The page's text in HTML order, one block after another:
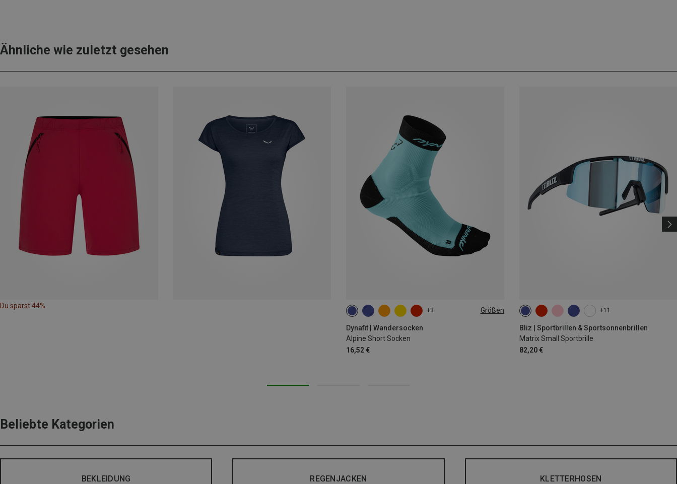
Ähnliche wie zuletzt gesehen
Du sparst 44%
+3 Größen
Dynafit | Wandersocken
Alpine Short Socken
16,52 €
35|36|37|38 39|40|41|42
+11
Bliz | Sportbrillen & Sportsonnenbrillen
Matrix Small Sportbrille
82,20 €
Beliebte Kategorien
BEKLEIDUNG REGENJACKEN KLETTERHOSEN